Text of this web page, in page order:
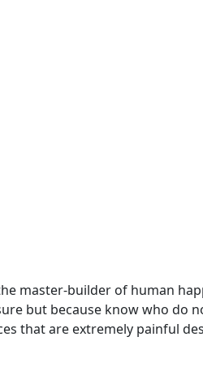
master-builder of human
but because know who do
that are extremely painful